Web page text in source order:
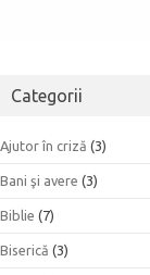
Categorii
Ajutor în criză (3)
Bani şi avere (3)
Biblie (7)
Biserică (3)